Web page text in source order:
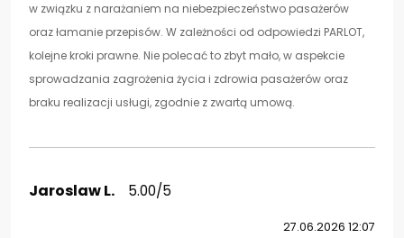
w związku z narażaniem na niebezpieczeństwo pasażerów
oraz łamanie przepisów. W zależności od odpowiedzi PARLOT,
kolejne kroki prawne. Nie polecać to zbyt mało, w aspekcie
sprowadzania zagrożenia życia i zdrowia pasażerów oraz
braku realizacji usługi, zgodnie z zwartą umową.
Jaroslaw L. 5.00/5
27.06.2026 12:07